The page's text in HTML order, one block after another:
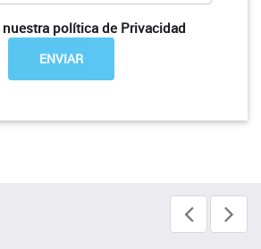
política de Privacidad